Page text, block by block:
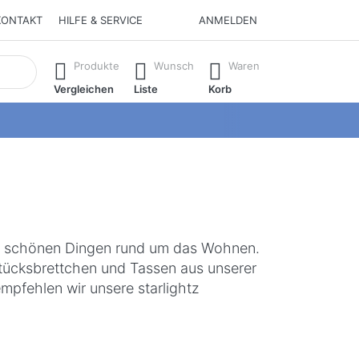
HILFE & SERVICE ANMELDEN
erste Ergebnisse. Drücken Sie die Eingabetaste, um alle
Produkte
Vergleichen
Wunsch
Liste
Waren
Korb
Dingen rund um das Wohnen.
und Tassen aus unserer
wir unsere starlightz